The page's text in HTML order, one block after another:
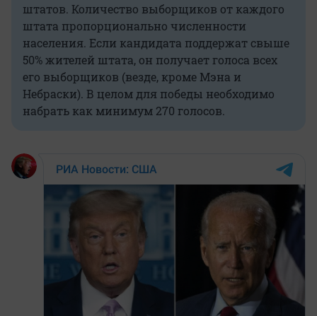
штатов. Количество выборщиков от каждого
штата пропорционально численности
населения. Если кандидата поддержат свыше
50% жителей штата, он получает голоса всех
его выборщиков (везде, кроме Мэна и
Небраски). В целом для победы необходимо
набрать как минимум 270 голосов.